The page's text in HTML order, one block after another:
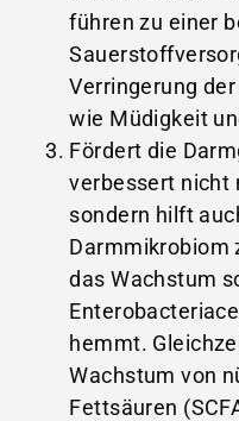
führen zu einer
Verringerung
wie Müdigkeit
Fördert die
verbessert nicht
sondern hilft
Darmmikrobiom
das Wachstum
hemmt.
Wachstum von
Fettsäuren